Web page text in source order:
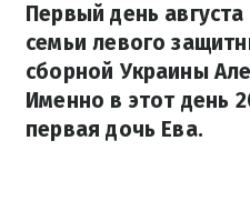
Первый день
семьи левого
сборной Украины
Именно в этот день
первая дочь Ева.